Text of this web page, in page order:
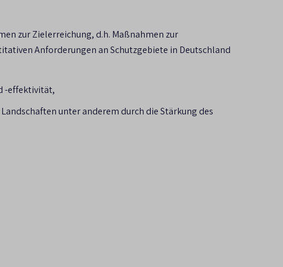
FKZ 3515 85 0900). BfN-Skripten
zu einem übergreifenden Biotopverbund, zum
zur Zielerreichung, d.h. Maßnahmen zur
Anforderungen an Schutzgebiete in Deutschland
-effektivität,
unter anderem durch die Stärkung des